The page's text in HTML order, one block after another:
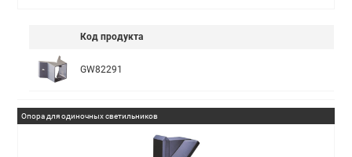
Код продукта
GW82291
Опора для одиночных светильников